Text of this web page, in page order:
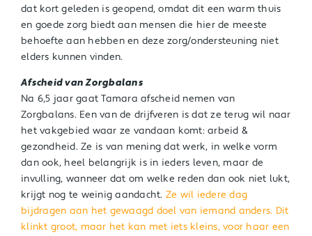
dat kort geleden is geopend, omdat dit een warm thuis
en goede zorg biedt aan mensen die hier de meeste
behoefte aan hebben en deze zorg/ondersteuning niet
elders kunnen vinden.
Afscheid van Zorgbalans
Na 6,5 jaar gaat Tamara afscheid nemen van
Zorgbalans. Een van de drijfveren is dat ze terug wil naar
het vakgebied waar ze vandaan komt: arbeid &
gezondheid. Ze is van mening dat werk, in welke vorm
dan ook, heel belangrijk is in ieders leven, maar de
invulling, wanneer dat om welke reden dan ook niet lukt,
krijgt nog te weinig aandacht. Ze wil iedere dag
bijdragen aan het gewaagd doel van iemand anders. Dit
klinkt groot, maar het kan met iets kleins, voor haar een